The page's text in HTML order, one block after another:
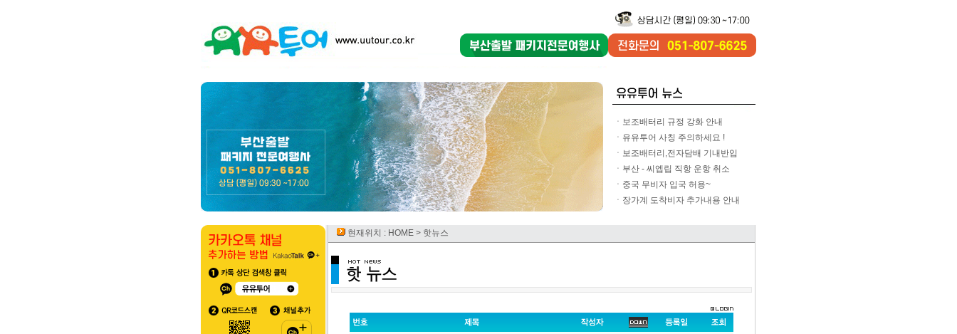
ㆍ보조배터리 규정 강화 안내
ㆍ유유투어 사칭 주의하세요 !
ㆍ보조배터리,전자담배 기내반입
ㆍ부산 - 씨엡립 직항 운항 취소
ㆍ중국 무비자 입국 허용~
ㆍ장가계 도착비자 추가내용 안내
현재위치 : HOME > 핫뉴스